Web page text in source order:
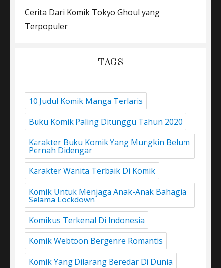
Cerita Dari Komik Tokyo Ghoul yang
Terpopuler
TAGS
10 Judul Komik Manga Terlaris
Buku Komik Paling Ditunggu Tahun 2020
Karakter Buku Komik Yang Mungkin Belum
Pernah Didengar
Karakter Wanita Terbaik Di Komik
Komik Untuk Menjaga Anak-Anak Bahagia
Selama Lockdown
Komikus Terkenal Di Indonesia
Komik Webtoon Bergenre Romantis
Komik Yang Dilarang Beredar Di Dunia